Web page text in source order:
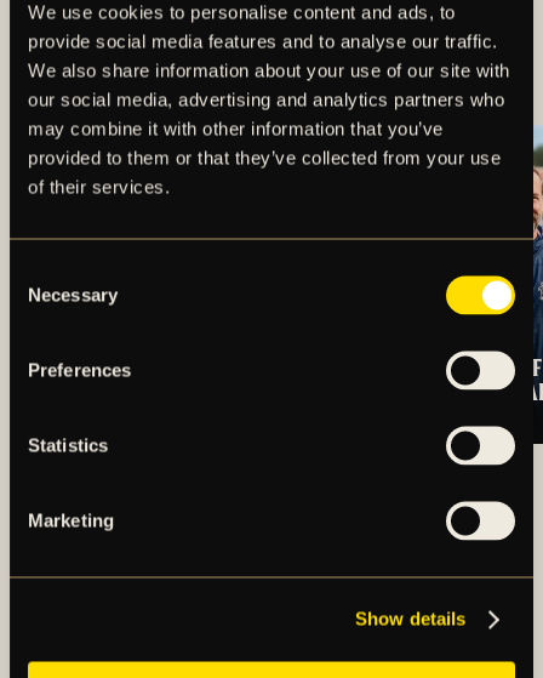
We use cookies to personalise content and ads, to
provide social media features and to analyse our traffic.
We also share information about your use of our site with
our social media, advertising and analytics partners who
may combine it with other information that you’ve
provided to them or that they’ve collected from your use
of their services.
Selection
Necessary
Preferences
Statistics
Marketing
Show details
TRUPPEN MOT
ÖRGRYTE IS
OSCARSSON SKÖT
TRUPPEN MOT IF
ARTIKLAR OCH NYHETER